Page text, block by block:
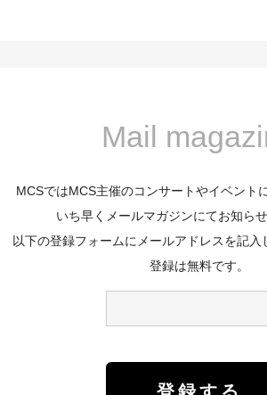
Mail
MCSではMCS主催のコンサートやイベント
いち早くメールマガジンにてお知らせ
以下の登録フォームにメールアドレスを記入
登録は無料です。